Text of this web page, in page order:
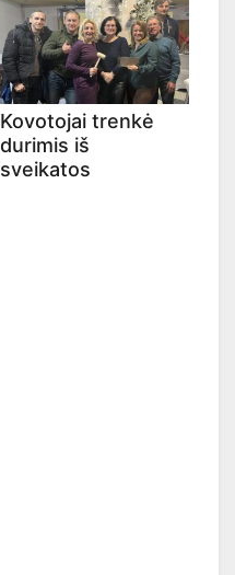
Kovotojai trenkė
durimis iš
sveikatos